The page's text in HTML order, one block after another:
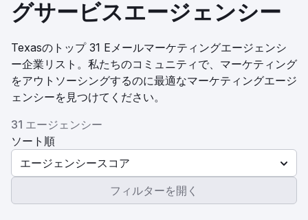
グサービスエージェンシー
Texasのトップ 31 Eメールマーケティングエージェンシ
ー企業リスト。私たちのコミュニティで、マーケティング
をアウトソーシングするのに最適なマーケティングエージ
ェンシーを見つけてください。
31 エージェンシー
ソート順
エージェンシースコア
フィルターを開く